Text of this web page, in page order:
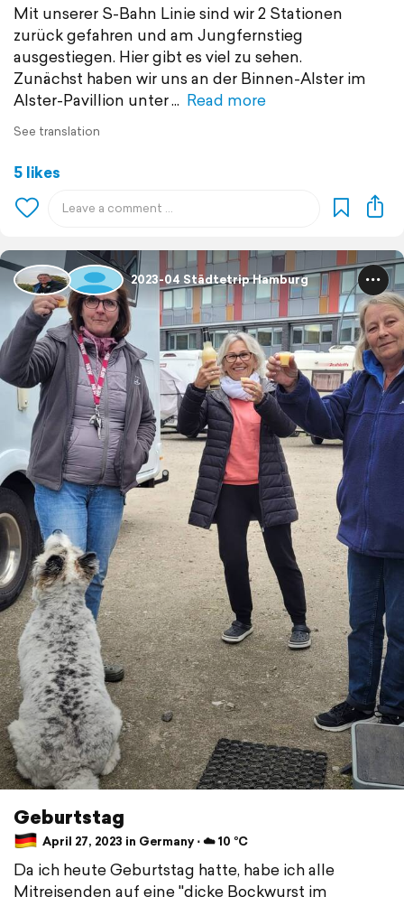
Mit unserer S-Bahn Linie sind wir 2 Stationen
zurück gefahren und am Jungfernstieg
ausgestiegen. Hier gibt es viel zu sehen.
Zunächst haben wir uns an der Binnen-Alster im
Alster-Pavillion unter
Read more
See translation
5 likes
2023-04 Städtetrip Hamburg
Geburtstag
April 27, 2023 in Germany ⋅ ☁️ 10 °C
Da ich heute Geburtstag hatte, habe ich alle
Mitreisenden auf eine "dicke Bockwurst im